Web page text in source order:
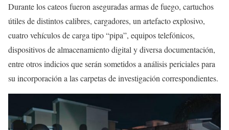
Durante los cateos fueron aseguradas armas de fuego, cartuchos
útiles de distintos calibres, cargadores, un artefacto explosivo,
cuatro vehículos de carga tipo “pipa”, equipos telefónicos,
dispositivos de almacenamiento digital y diversa documentación,
entre otros indicios que serán sometidos a análisis periciales para
su incorporación a las carpetas de investigación correspondientes.